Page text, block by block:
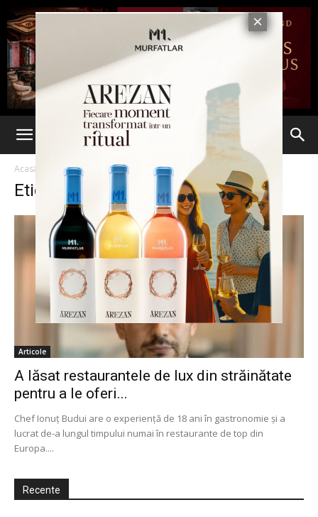
Acasă Etichete Chef ionut budui
Etichetă: chef ionut budui
Articole
A lăsat restaurantele de lux din străinătate
pentru a le oferi...
Chef Ionuț Budui are o experiență de 18 ani în gastronomie și a
lucrat de-a lungul timpului numai în restaurante de top din
Europa....
Recente